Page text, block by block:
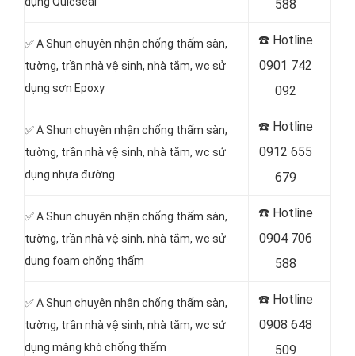
588
✅ A Shun chuyên nhận chống thấm sàn,
tường, trần nhà vệ sinh, nhà tắm, wc sử
dụng sơn Epoxy
☎️ Hotline
0901 742
092
✅ A Shun chuyên nhận chống thấm sàn,
tường, trần nhà vệ sinh, nhà tắm, wc sử
dụng nhựa đường
☎️ Hotline
0912 655
679
✅ A Shun chuyên nhận chống thấm sàn,
tường, trần nhà vệ sinh, nhà tắm, wc sử
dụng foam chống thấm
☎️ Hotline
0904 706
588
✅ A Shun chuyên nhận chống thấm sàn,
tường, trần nhà vệ sinh, nhà tắm, wc sử
dụng màng khò chống thấm
☎️ Hotline
0908 648
509